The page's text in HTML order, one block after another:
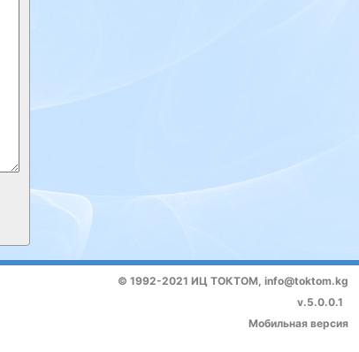
© 1992-2021 ИЦ ТОКТОМ, info@toktom.kg
v.5.0.0.1
Мобильная версия